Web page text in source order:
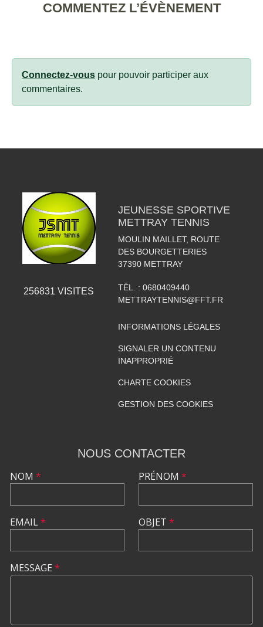
COMMENTEZ L’ÉVÈNEMENT
Connectez-vous pour pouvoir participer aux
commentaires.
256831 VISITES
JEUNESSE SPORTIVE
METTRAY TENNIS
MOULIN MAILLET, ROUTE
DES BOURGETTERIES
37390 METTRAY
TÉL. : 0680409440
METTRAYTENNIS@FFT.FR
INFORMATIONS LÉGALES
SIGNALER UN CONTENU
INAPPROPRIÉ
CHARTE COOKIES
GESTION DES COOKIES
NOUS CONTACTER
NOM *
EMAIL*
PRÉNOM *
OBJET *
MESSAGE *